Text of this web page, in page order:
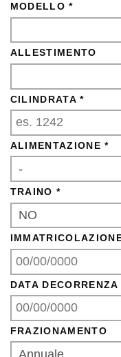
MODELLO *
ALLESTIMENTO
CILINDRATA *
ALIMENTAZIONE *
TRAINO *
DATA DECORRENZA
FRAZIONAMENTO